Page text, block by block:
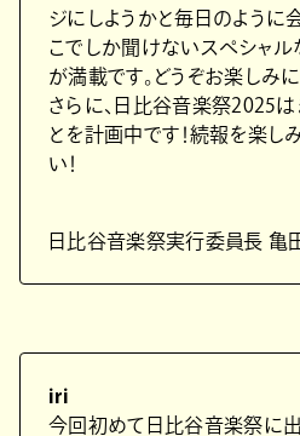
ジにしようかと毎⽇のように
こでしか聞けないスペシャル
が満載です。どうぞお楽しみに
さらに、⽇⽐⾕⾳楽祭2025は
とを計画中です！続報を楽し
い！
⽇⽐⾕⾳楽祭実⾏委員⻑ ⻲
iri
今回初めて⽇⽐⾕⾳楽祭に